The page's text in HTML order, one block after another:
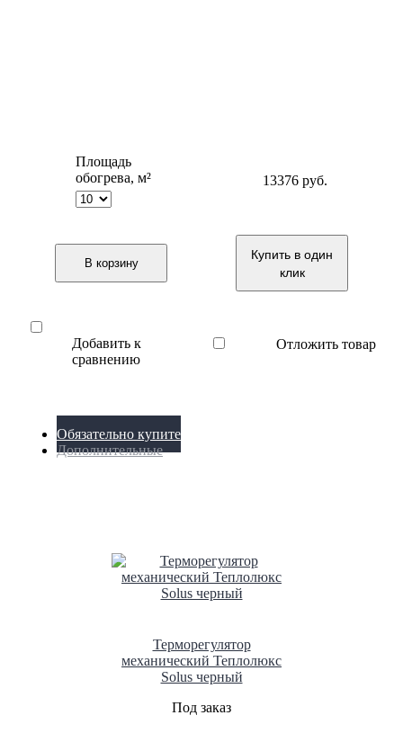
Площадь
обогрева, м²
13376 руб.
В корзину
Купить в один
клик
Добавить к
сравнению
Отложить товар
Обязательно купите
Дополнительные
Терморегулятор
механический Теплолюкс
Solus черный
Под заказ